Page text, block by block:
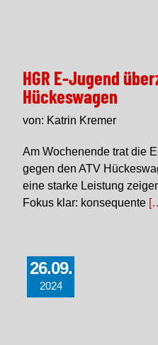
HGR E-Jugend
Hückeswagen
von: Katrin Kremer
Am Wochenende trat die
gegen den ATV
eine starke Leistung
Fokus klar: konsequente
26.09.
2024